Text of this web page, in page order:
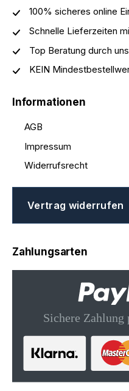
100% sicheres online
Schnelle Lieferzeiten
Top Beratung durch
KEIN
Informationen
AGB
Impressum
Widerrufsrecht
Vertrag widerrufen
Zahlungsarten